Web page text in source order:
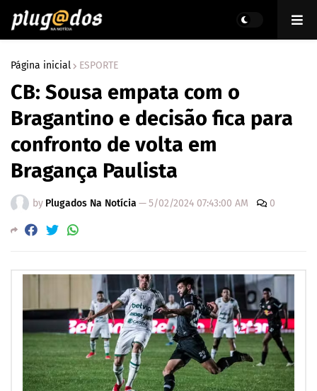
Página inicial ESPORTE
CB: Sousa empata com o
Bragantino e decisão fica para
confronto de volta em
Bragança Paulista
by Plugados Na Notícia —5/02/2024 07:43:00 AM 0